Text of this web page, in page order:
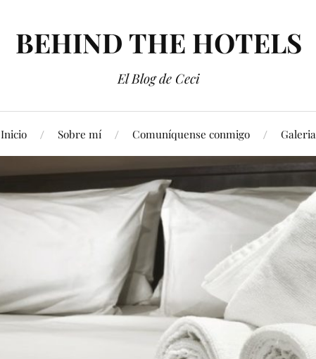
BEHIND THE HOTELS
El Blog de Ceci
Inicio Sobre mí Comuníquense conmigo Galeria